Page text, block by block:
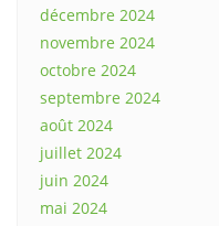
décembre 2024
novembre 2024
octobre 2024
septembre 2024
août 2024
juillet 2024
juin 2024
mai 2024